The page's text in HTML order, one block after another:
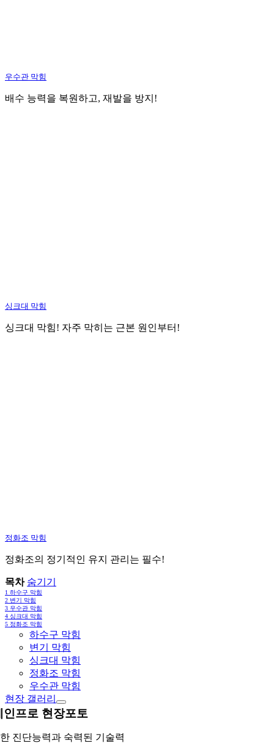
우수관 막힘
배수 능력을 복원하고, 재발을 방지!
싱크대 막힘
싱크대 막힘! 자주 막히는 근본 원인부터!
정화조 막힘
정화조의 정기적인 유지 관리는 필수!
목차 숨기기
1 하수구 막힘
2 변기 막힘
3 우수관 막힘
4 싱크대 막힘
5 정화조 막힘
하수구 막힘
변기 막힘
싱크대 막힘
정화조 막힘
우수관 막힘
현장 갤러리
인프로 현장포토
진단능력과 숙력된 기술력